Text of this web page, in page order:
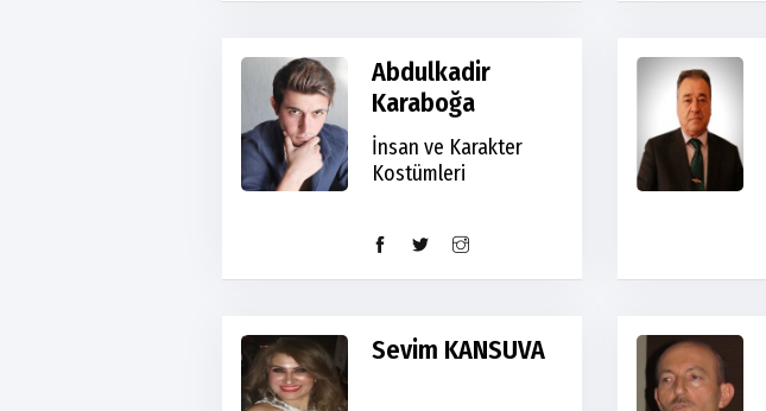
Abdulkadir
Karaboğa
İnsan ve Karakter
Kostümleri
Sevim KANSUVA